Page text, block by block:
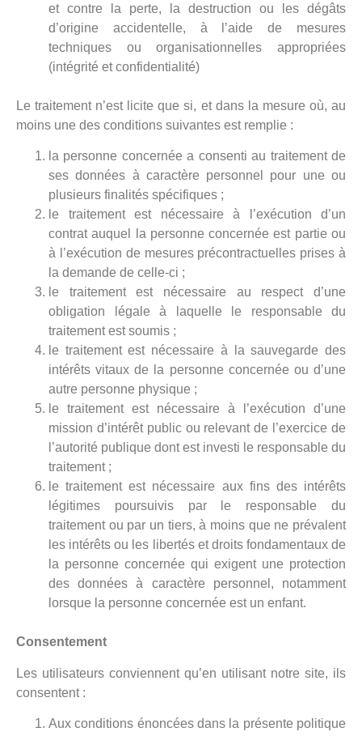
et contre la perte, la destruction ou les dégâts
d’origine accidentelle, à l’aide de mesures
techniques ou organisationnelles appropriées
(intégrité et confidentialité)
Le traitement n’est licite que si, et dans la mesure où, au
moins une des conditions suivantes est remplie :
la personne concernée a consenti au traitement de
ses données à caractère personnel pour une ou
plusieurs finalités spécifiques ;
le traitement est nécessaire à l’exécution d’un
contrat auquel la personne concernée est partie ou
à l’exécution de mesures précontractuelles prises à
la demande de celle-ci ;
le traitement est nécessaire au respect d’une
obligation légale à laquelle le responsable du
traitement est soumis ;
le traitement est nécessaire à la sauvegarde des
intérêts vitaux de la personne concernée ou d’une
autre personne physique ;
le traitement est nécessaire à l’exécution d’une
mission d’intérêt public ou relevant de l’exercice de
l’autorité publique dont est investi le responsable du
traitement ;
le traitement est nécessaire aux fins des intérêts
légitimes poursuivis par le responsable du
traitement ou par un tiers, à moins que ne prévalent
les intérêts ou les libertés et droits fondamentaux de
la personne concernée qui exigent une protection
des données à caractère personnel, notamment
lorsque la personne concernée est un enfant.
Consentement
Les utilisateurs conviennent qu’en utilisant notre site, ils
consentent :
Aux conditions énoncées dans la présente politique